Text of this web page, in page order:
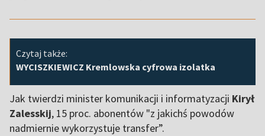
Czytaj także:
WYCISZKIEWICZ Kremlowska cyfrowa izolatka
Jak twierdzi minister komunikacji i informatyzacji Kirył
Zalesskij, 15 proc. abonentów "z jakichś powodów
nadmiernie wykorzystuje transfer”.